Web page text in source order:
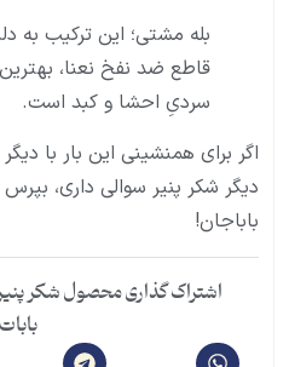
بله مشتی؛ این ترکیب
قاطع ضد نفخ نعنا،
سردیِ احشا و کبد است.
اگر برای همنشینی این بار با
دیگر شکر پنیر سوالی داری، بپرس
باباجان!
اشتراک گذاری محصول شکر
بابات